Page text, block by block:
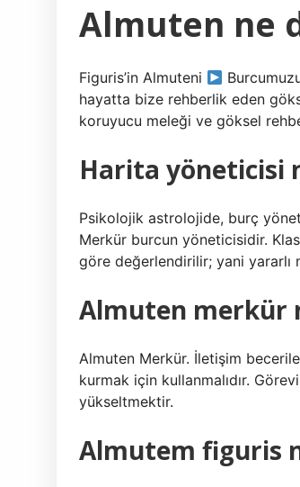
Almuten ne
Figuris’in Almuteni
hayatta bize rehberlik eden
koruyucu meleği ve göksel
Harita yöneticisi
Psikolojik astrolojide, burç
Merkür burcun yöneticisidir.
göre değerlendirilir; yani yararlı
Almuten merkür
Almuten Merkür. İletişim
kurmak için kullanmalıdır.
yükseltmektir.
Almutem figuris